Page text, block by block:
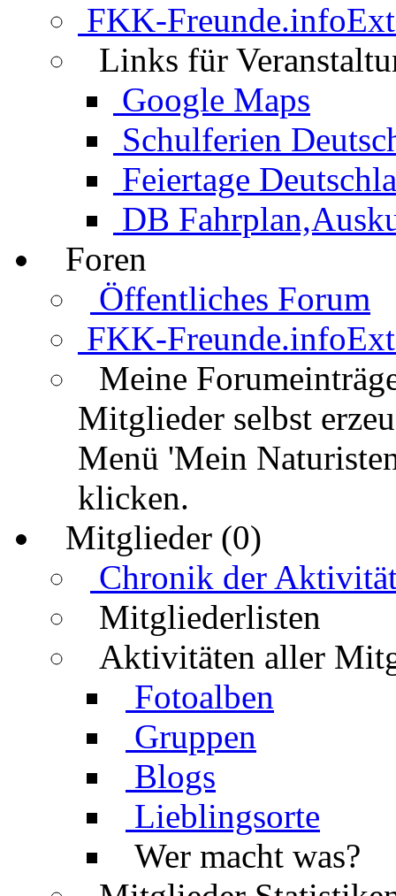
FKK-Freunde.info
Links für
Google Maps
Schulferien
Feiertage
DB
Foren
Öffentliches Forum
FKK-Freunde.info
Meine
Mitglieder selbst
Menü 'Mein
klicken.
Mitglieder (0)
Chronik der
Mitgliederlisten
Aktivitäten aller
Fotoalben
Gruppen
Blogs
Lieblingsorte
Wer macht was?